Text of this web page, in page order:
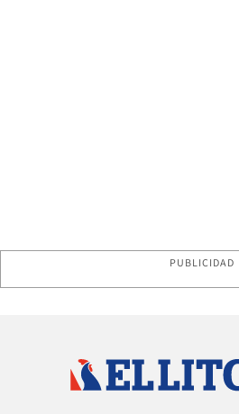
PUBLICIDAD